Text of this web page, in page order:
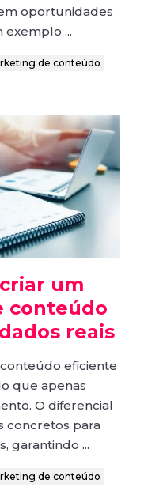
oportunidades
exemplo ...
de conteúdo
um
conteúdo
reais
eficiente
que apenas
O diferencial
concretos para
garantindo ...
de conteúdo